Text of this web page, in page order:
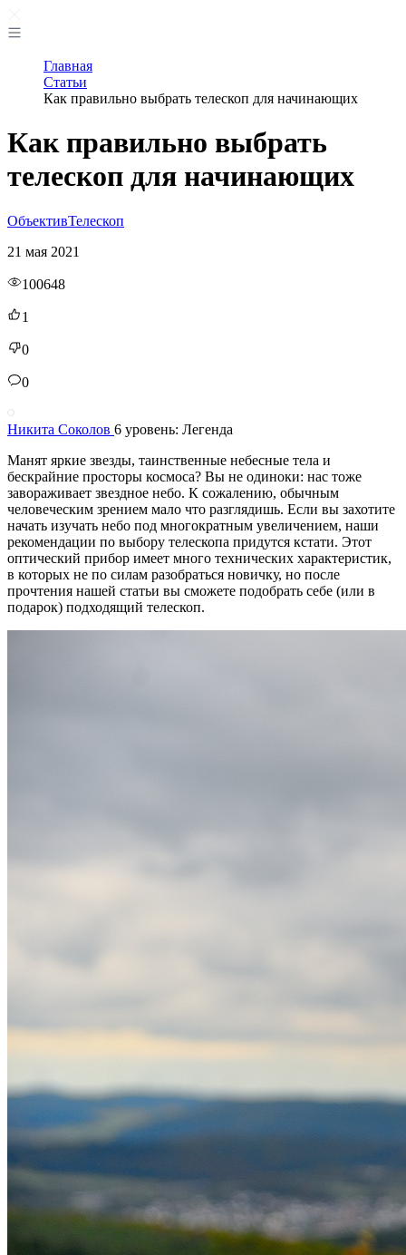
Главная
Статьи
Как правильно выбрать телескоп для начинающих
Как правильно выбрать
телескоп для начинающих
ОбъективТелескоп
21 мая 2021
100648
1
0
0
Никита Соколов 6 уровень: Легенда
Манят яркие звезды, таинственные небесные тела и
бескрайние просторы космоса? Вы не одиноки: нас тоже
завораживает звездное небо. К сожалению, обычным
человеческим зрением мало что разглядишь. Если вы захотите
начать изучать небо под многократным увеличением, наши
рекомендации по выбору телескопа придутся кстати. Этот
оптический прибор имеет много технических характеристик,
в которых не по силам разобраться новичку, но после
прочтения нашей статьи вы сможете подобрать себе (или в
подарок) подходящий телескоп.